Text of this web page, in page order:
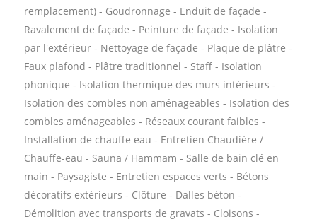
remplacement) - Goudronnage - Enduit de façade -
Ravalement de façade - Peinture de façade - Isolation
par l'extérieur - Nettoyage de façade - Plaque de plâtre -
Faux plafond - Plâtre traditionnel - Staff - Isolation
phonique - Isolation thermique des murs intérieurs -
Isolation des combles non aménageables - Isolation des
combles aménageables - Réseaux courant faibles -
Installation de chauffe eau - Entretien Chaudière /
Chauffe-eau - Sauna / Hammam - Salle de bain clé en
main - Paysagiste - Entretien espaces verts - Bétons
décoratifs extérieurs - Clôture - Dalles béton -
Démolition avec transports de gravats - Cloisons -